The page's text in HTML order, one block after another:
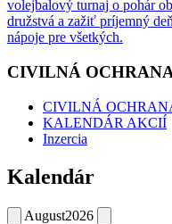
volejbalový turnaj o pohár
družstvá a zažiť príjemný
nápoje pre všetkých.
CIVILNÁ
CIVILNÁ
KALENDÁR AKCIÍ
Inzercia
Kalendár
August2026